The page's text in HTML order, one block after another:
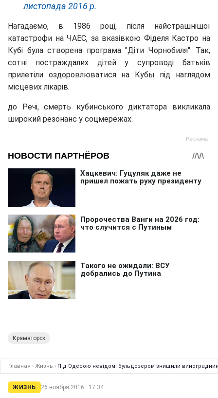
листопада 2016 р.
Нагадаємо, в 1986 році, після найстрашнішої
катастрофи на ЧАЕС, за вказівкою Фіделя Кастро на
Кубі була створена програма "Діти Чорнобиля". Так,
сотні постраждалих дітей у супроводі батьків
прилетіли оздоровлюватися на Кубы під наглядом
місцевих лікарів.
до Речі, смерть кубинського диктатора викликала
широкий резонанс у соцмережах.
Краматорск
Главная › Жизнь › Під Одесою невідомі бульдозером знищили
ЖИЗНЬ 26 ноября 2016 · 17:34